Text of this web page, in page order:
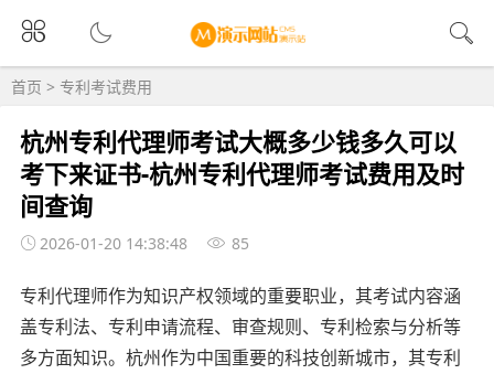
首页 > 专利考试费用
杭州专利代理师考试大概多少钱多久可以
考下来证书-杭州专利代理师考试费用及时
间查询
2026-01-20 14:38:48 85
专利代理师作为知识产权领域的重要职业，其考试内容涵
盖专利法、专利申请流程、审查规则、专利检索与分析等
多方面知识。杭州作为中国重要的科技创新城市，其专利